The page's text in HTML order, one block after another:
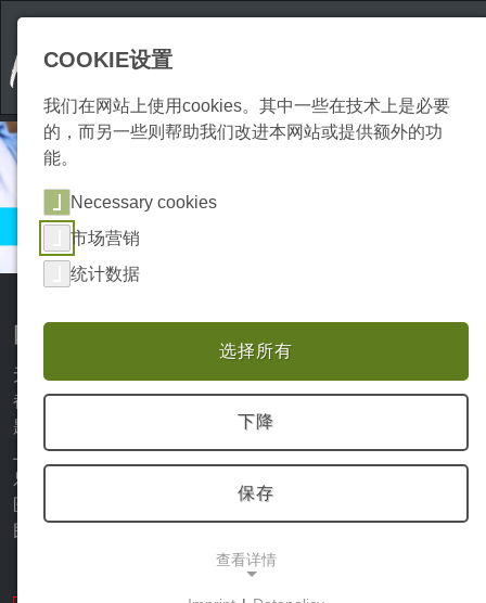
哈茨斯波茨服务
哈尔茨山区的医生
哈茨地区的医生
无论您是在度假还是在家里，医疗建议对于健康问题或不适
都是非常重要的。然而，如果在哈茨度假期间出现健康问
题，那将是一件非常令人烦恼的事情。因此，我们在此页面
上为您提供哈茨地区优秀医生和医师的全面介绍，他们非常
乐意为您解答任何问题或不适。无论您需要全科医生、专科
医生、牙医、心理治疗师还是事故医生，哈茨地区都能为居
民和游客提供全面的医疗服务。
COOKIE设置
我们在网站上使用cookies。其中一些在技术上是必要
的，而另一些则帮助我们改进本网站或提供额外的功
能。
Necessary cookies
市场营销
统计数据
选择所有
下降
保存
查看详情